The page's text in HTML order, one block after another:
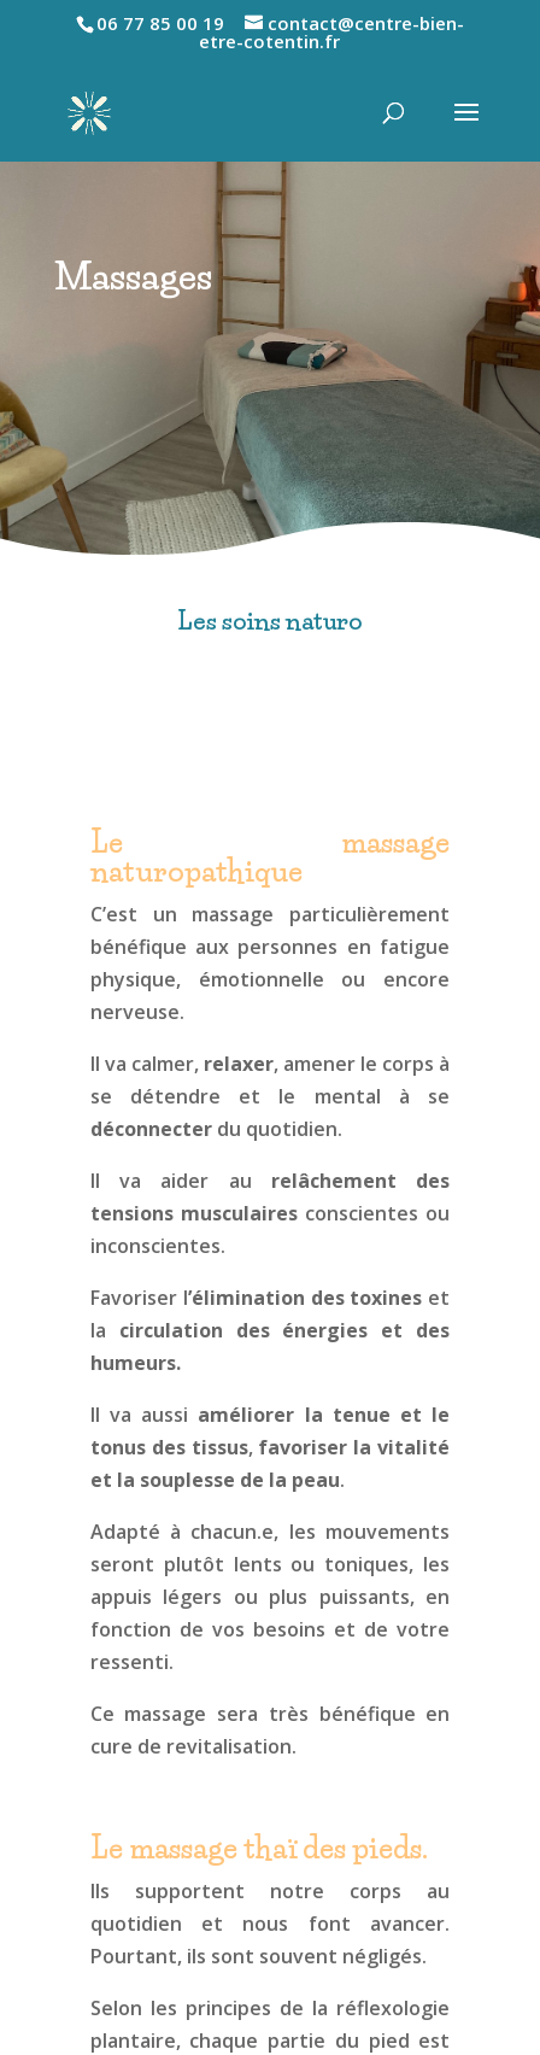
06 77 85 00 19 contact@centre-bien-
etre-cotentin.fr
Massages
Les soins naturo
Le massage
naturopathique
C’est un massage particulièrement
bénéfique aux personnes en fatigue
physique, émotionnelle ou encore
nerveuse.
Il va calmer, relaxer, amener le corps à
se détendre et le mental à se
déconnecterdu quotidien.
Il va aider au relâchement des
tensions musculairesconscientes ou
inconscientes.
Favoriser l’élimination des toxines et
la circulation des énergies et des
humeurs.
Il va aussi améliorer la tenue et le
tonus des tissus, favoriser la vitalité
et la souplesse de la peau.
Adapté à chacun.e, les mouvements
seront plutôt lents ou toniques, les
appuis légers ou plus puissants, en
fonction de vos besoins et de votre
ressenti.
Ce massage sera très bénéfique en
cure de revitalisation.
Le massage thaï des pieds.
Ils supportent notre corps au
quotidien et nous font avancer.
Pourtant, ils sont souvent négligés.
Selon les principes de la réflexologie
plantaire, chaque partie du pied est